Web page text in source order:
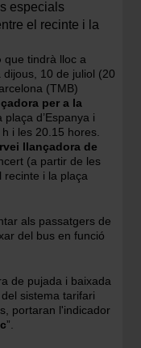
especials
el recinte i la
que tindrà lloc a
dijous, 10 de juliol (20
(TMB)
per a la
d’Espanya i
i les 20.15 hores.
llançadora de
(a partir de les
recinte i la plaça
als passatgers de
del bus en funció
de pujada i baixada
sistema tarifari
portaran l'indicador
”.